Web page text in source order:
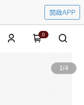
開啟APP
0
1/4